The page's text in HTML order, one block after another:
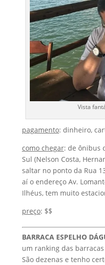
Vista
pagamento: dinheiro,
como chegar: de ônibus
Sul (Nelson Costa,
saltar no ponto da Rua
aí o endereço Av.
Ilhéus, tem muito
preço: $$
BARRACA ESPELHO
um ranking das
São dezenas e tenho